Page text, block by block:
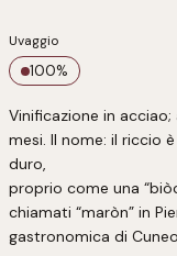
Uvaggio
100%
Vinificazione in
mesi. Il nome: il riccio
duro,
proprio come una
chiamati “maròn” in
gastronomica di Cuneo